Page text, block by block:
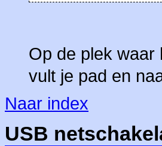
Op de plek waar
vult je pad en
Naar index
USB